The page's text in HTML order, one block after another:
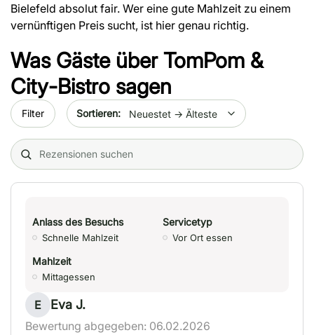
Bielefeld absolut fair. Wer eine gute Mahlzeit zu einem
vernünftigen Preis sucht, ist hier genau richtig.
Was Gäste überTomPom &
City-Bistro sagen
Filter Sort by date
Search (title/text)
Anlass des Besuchs
Schnelle Mahlzeit
Servicetyp
Vor Ort essen
Mahlzeit
Mittagessen
E Eva J.
Bewertung abgegeben: 06.02.2026